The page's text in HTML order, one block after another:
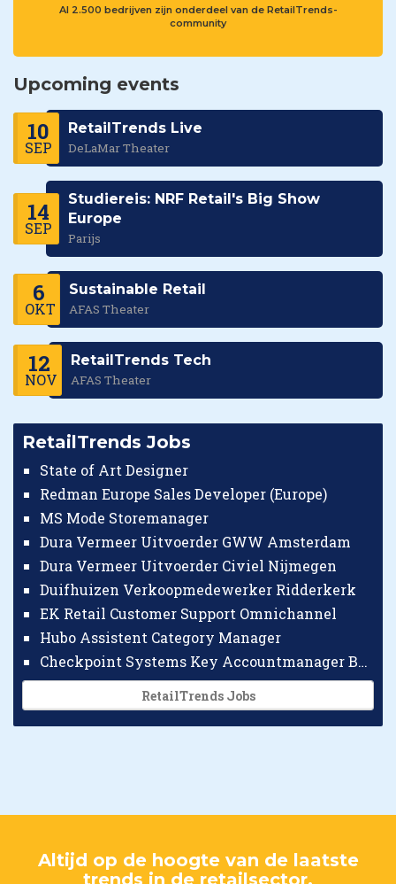
Al 2.500 bedrijven zijn onderdeel van de RetailTrends-
community
Upcoming events
10
SEP
RetailTrends Live
DeLaMar Theater
14
SEP
Studiereis: NRF Retail's Big Show
Europe
Parijs
6
OKT
Sustainable Retail
AFAS Theater
12
NOV
RetailTrends Tech
AFAS Theater
RetailTrends Jobs
State of Art Designer
Redman Europe Sales Developer (Europe)
MS Mode Storemanager
Dura Vermeer Uitvoerder GWW Amsterdam
Dura Vermeer Uitvoerder Civiel Nijmegen
Duifhuizen Verkoopmedewerker Ridderkerk
EK Retail Customer Support Omnichannel
Hubo Assistent Category Manager
Checkpoint Systems Key Accountmanager Benelux
RetailTrends Jobs
Altijd op de hoogte van de laatste